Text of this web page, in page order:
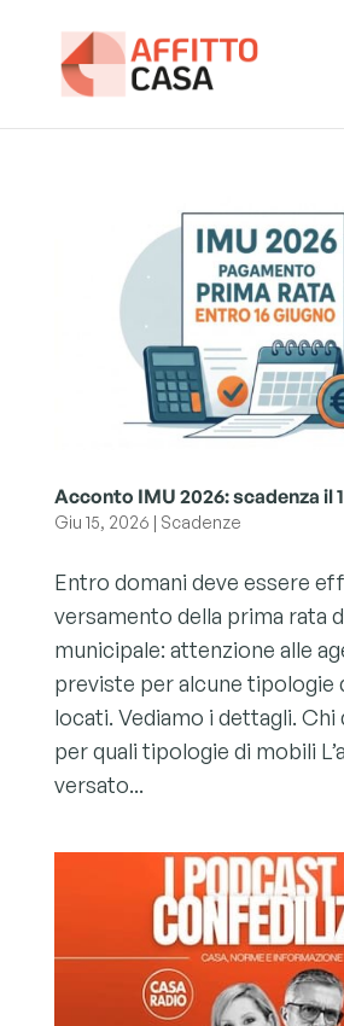
Acconto IMU 2026: scadenza il
Giu 15, 2026 | Scadenze
Entro domani deve essere
versamento della prima rata
municipale: attenzione alle
previste per alcune tipologie
locati. Vediamo i dettagli. Chi
per quali tipologie di mobili
versato...